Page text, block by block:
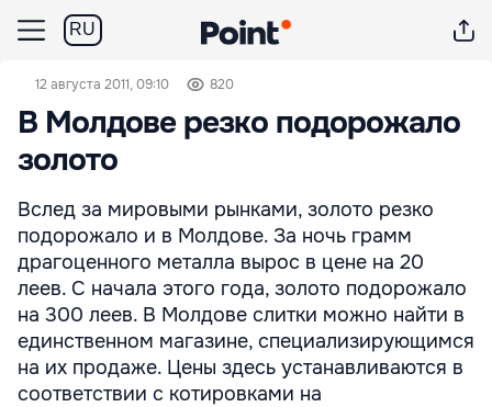
RU
12 августа 2011, 09:10 820
В Молдове резко подорожало
золото
Вслед за мировыми рынками, золото резко
подорожало и в Молдове. За ночь грамм
драгоценного металла вырос в цене на 20
леев. С начала этого года, золото подорожало
на 300 леев. В Молдове слитки можно найти в
единственном магазине, специализирующимся
на их продаже. Цены здесь устанавливаются в
соответствии с котировками на